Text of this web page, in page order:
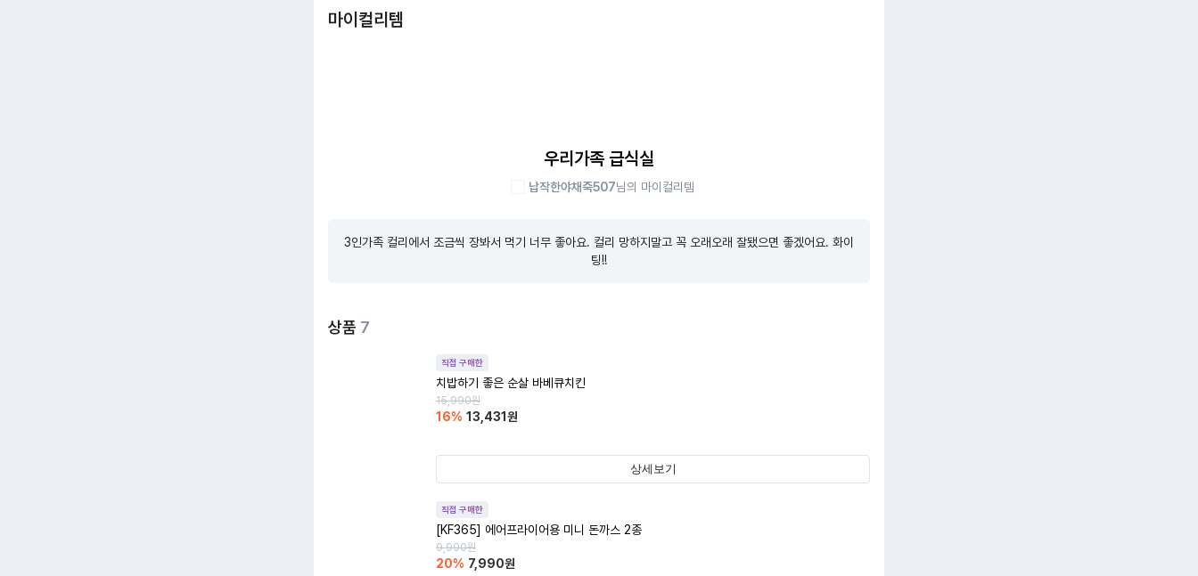
마이컬리템
우리가족 급식실
납작한야채죽507님의 마이컬리템
3인가족 컬리에서 조금씩 장봐서 먹기 너무 좋아요. 컬리 망하지말고 꼭 오래오래 잘됐으면 좋겠어요. 화이
팅!!
상품 7
직접 구매한
치밥하기 좋은 순살 바베큐치킨
15,990원
16% 13,431 원
상세보기
직접 구매한
[KF365] 에어프라이어용 미니 돈까스 2종
9,990원
20% 7,990원